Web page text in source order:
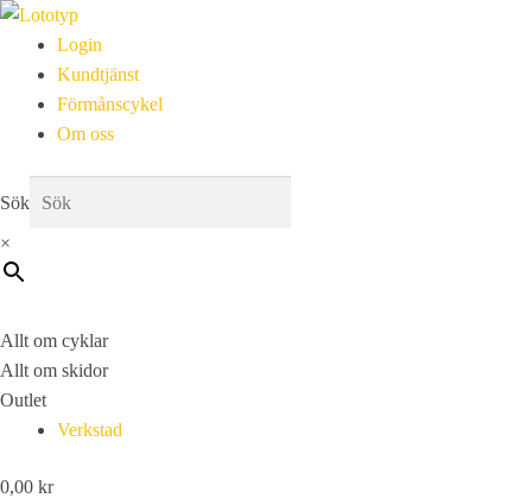
Login
Kundtjänst
Förmånscykel
Om oss
Sök
×
Allt om cyklar
Allt om skidor
Outlet
Verkstad
0,00 kr